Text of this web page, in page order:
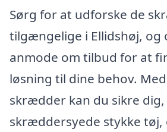
Sørg for at udforske de
tilgængelige i Ellidshøj, og
anmode om tilbud for at
løsning til dine behov.
skrædder kan du sikre
skræddersyede stykke